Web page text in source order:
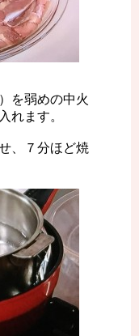
を弱めの中火
れます。
、７分ほど焼